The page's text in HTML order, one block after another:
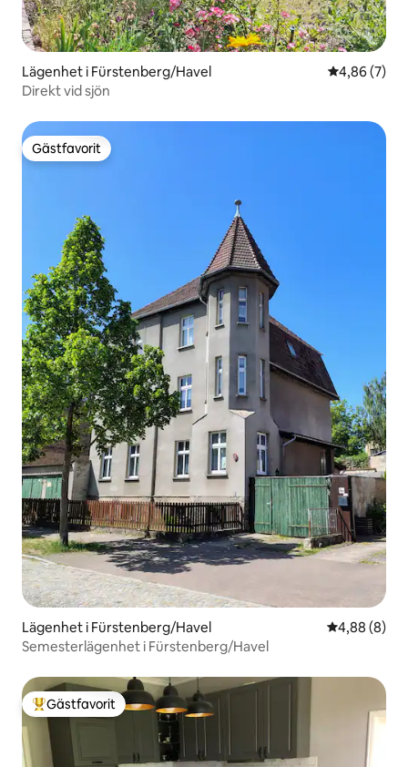
Lägenhet i Fürstenberg/Havel 4,86 av 5 i
4,86 (7)
Direkt vid sjön
Gästfavorit
Gästfavorit
Lägenhet i Fürstenberg/Havel 4,88 av 5 i
4,88 (8)
Semesterlägenhet i Fürstenberg/Havel
Populär gästfavorit
Gästfavorit